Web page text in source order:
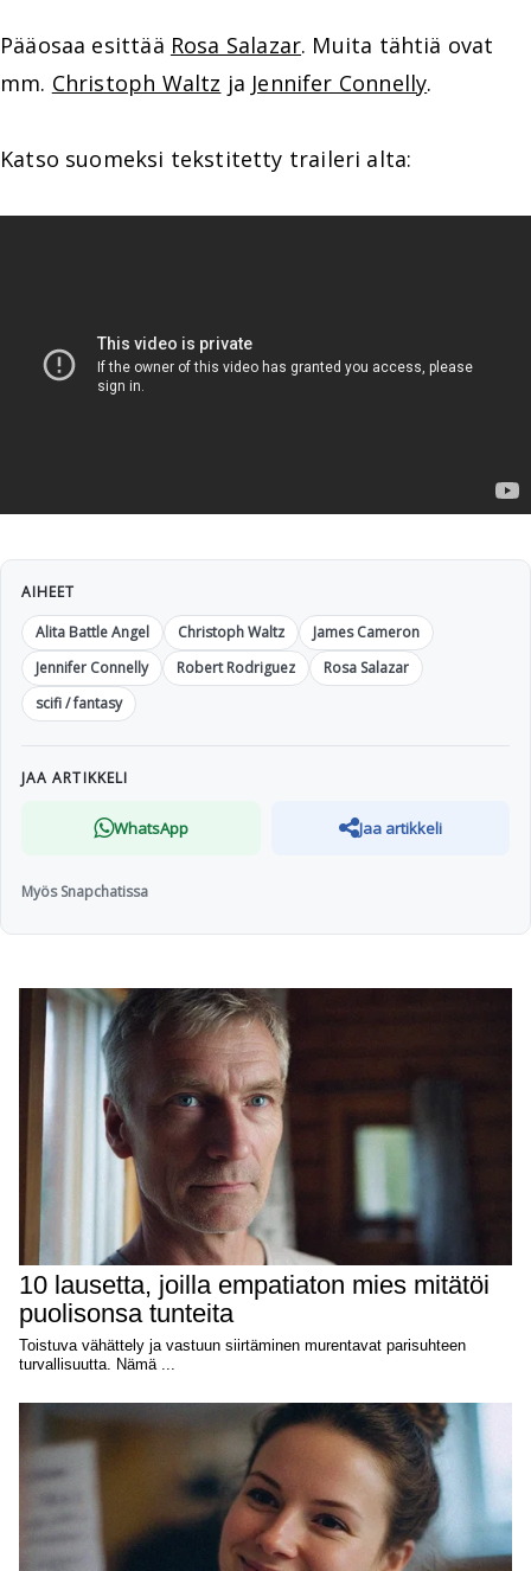
Pääosaa esittää Rosa Salazar. Muita tähtiä ovat
mm. Christoph Waltz ja Jennifer Connelly.
Katso suomeksi tekstitetty traileri alta:
AIHEET
Alita Battle Angel
Christoph Waltz
James Cameron
Jennifer Connelly
Robert Rodriguez
Rosa Salazar
scifi / fantasy
JAA ARTIKKELI
WhatsApp Jaa artikkeli
Myös Snapchatissa